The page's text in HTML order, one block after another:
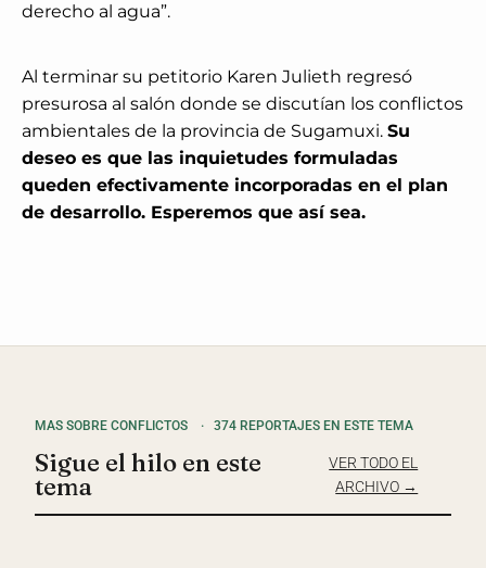
derecho al agua”.
Al terminar su petitorio Karen Julieth regresó
presurosa al salón donde se discutían los conflictos
ambientales de la provincia de Sugamuxi. Su
deseo es que las inquietudes formuladas
queden efectivamente incorporadas en el plan
de desarrollo. Esperemos que así sea.
MAS SOBRE CONFLICTOS · 374 REPORTAJES EN ESTE TEMA
Sigue el hilo en este
tema
VER TODO EL
ARCHIVO →